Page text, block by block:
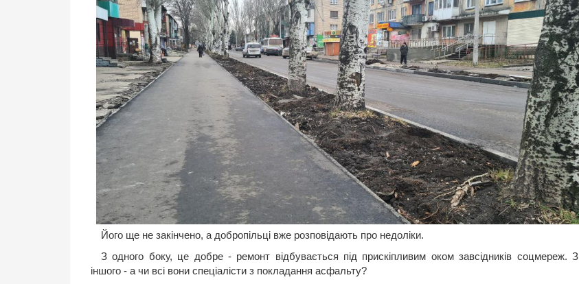
Його ще не закінчено, а добропільці вже розповідають про недоліки.
З одного боку, це добре - ремонт відбувається під прискіпливим оком завсідників соцмереж. З
іншого - а чи всі вони спеціалісти з покладання асфальту?